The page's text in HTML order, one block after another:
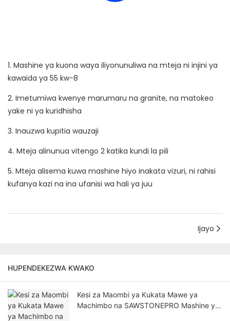
1. Mashine ya kuona waya iliyonunuliwa na mteja ni injini ya
kawaida ya 55 kw-8
2. Imetumiwa kwenye marumaru na granite, na matokeo
yake ni ya kuridhisha
3. Inauzwa kupitia wauzaji
4. Mteja alinunua vitengo 2 katika kundi la pili
5. Mteja alisema kuwa mashine hiyo inakata vizuri, ni rahisi
kufanya kazi na ina ufanisi wa hali ya juu
Ijayo
HUPENDEKEZWA KWAKO
Kesi za Maombi ya Kukata Mawe ya
Machimbo na SAWSTONEPRO Mashine ya